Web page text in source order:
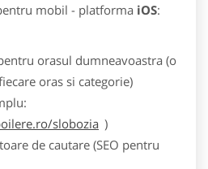
mobil - platforma iOS:
orasul dumneavoastra (o
oras si categorie)
slobozia )
de cautare (SEO pentru